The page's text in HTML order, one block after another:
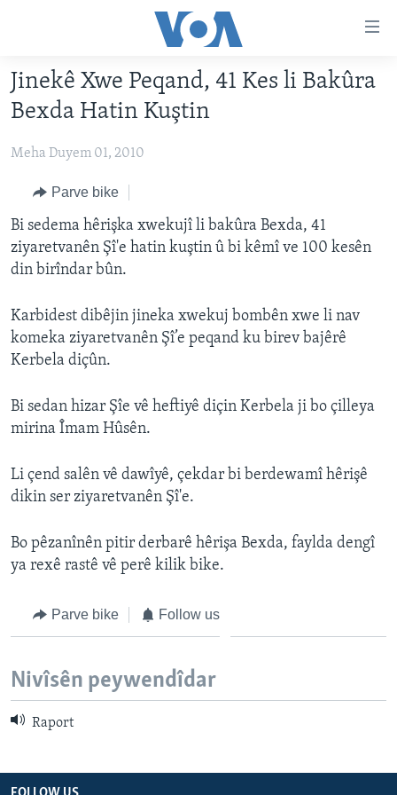
Yekser
here
naveroka
Yekser
serekî
Yekser
here
VÎDYO GALERÎ
FOTO GALERÎ
RADYO
HEVPEYVÎN
HERÊMÊN KURDAN
AMERÎKA
TIRKÎYE
SÛRÎYE
ÎRAN
ROJHILATA NAVÎN
ÇAND Û HUNER
SORANÎ
FOLLOW US
Jinekê Xwe Peqand, 41 Kes li Bakûra
Bexda Hatin Kuştin
Meha Duyem 01, 2010
Parve bike
Bi sedema hêrişka xwekujî li bakûra Bexda, 41
ziyaretvanên Şî'e hatin kuştin û bi kêmî ve 100 kesên
din birîndar bûn.
Karbidest dibêjin jineka xwekuj bombên xwe li nav
komeka ziyaretvanên Şî’e peqand ku birev bajêrê
Kerbela diçûn.
Bi sedan hizar Şîe vê heftiyê diçin Kerbela ji bo çilleya
mirina Îmam Hûsên.
Li çend salên vê dawîyê, çekdar bi berdewamî hêrişê
dikin ser ziyaretvanên Şî'e.
Bo pêzanînên pitir derbarê hêrişa Bexda, faylda dengî
ya rexê rastê vê perê kilik bike.
Parve bike Follow us
Nivîsên peywendîdar
Raport